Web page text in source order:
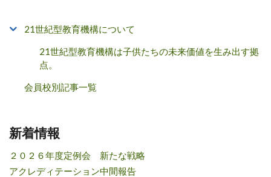
21世紀型教育機構について
21世紀型教育機構は子供たちの未来価値を生み出す拠
点。
会員校別記事一覧
新着情報
２０２６年度定例会 新たな戦略
アクレディテーション中間報告